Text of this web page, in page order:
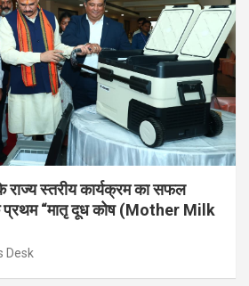
राज्य स्तरीय कार्यक्रम का सफल
“मातृ दूध कोष (Mother Milk
Desk